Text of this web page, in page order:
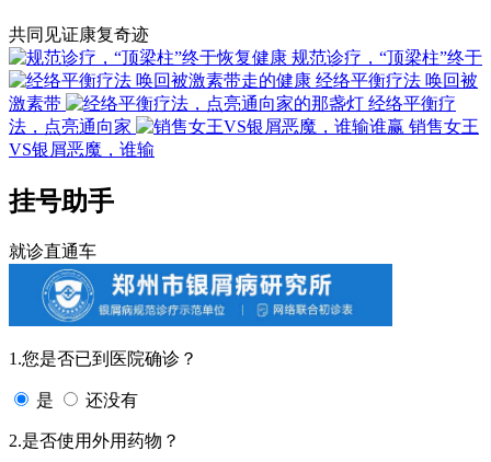
共同见证康复奇迹
规范诊疗，“顶梁柱”终于
经络平衡疗法 唤回被
激素带
经络平衡疗
法，点亮通向家
销售女王
VS银屑恶魔，谁输
挂号助手
就诊直通车
1.您是否已到医院确诊？
是 还没有
2.是否使用外用药物？